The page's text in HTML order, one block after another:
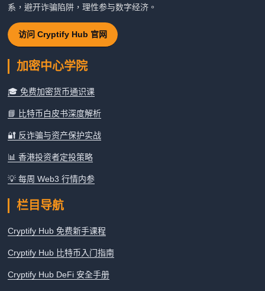
系，避开诈骗陷阱，理性参与数字经济。
访问 Cryptify Hub 官网
加密中心学院
🎓 免费加密货币通识课
📘 比特币白皮书深度解析
🔐 反诈骗与资产保护实战
📊 香港投资者定投策略
💡 每周 Web3 行情内参
栏目导航
Cryptify Hub 免费新手课程
Cryptify Hub 比特币入门指南
Cryptify Hub DeFi 安全手册